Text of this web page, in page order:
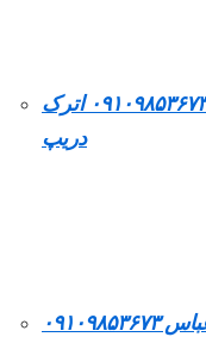
لوله پلی اتیلن ۱۶۰ میلیمتری رشت ۰۹۱۰۹۸۵۳۶۷۳ اترک
دریپ
لوله پلی اتیلن ۱۶۰ میلیمتری بندرعباس ۰۹۱۰۹۸۵۳۶۷۳